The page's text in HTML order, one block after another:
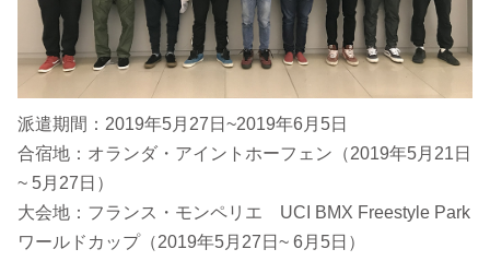
派遣期間：2019年5月27日~2019年6月5日
合宿地：オランダ・アイントホーフェン（2019年5月21日
~ 5月27日）
大会地：フランス・モンペリエ UCI BMX Freestyle Park
ワールドカップ（2019年5月27日~ 6月5日）